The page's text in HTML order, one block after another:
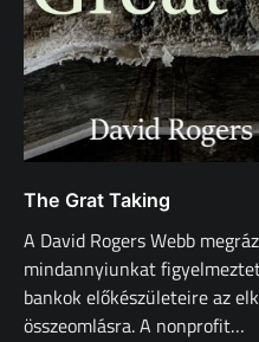
The Grat Taking
A David Rogers Webb
mindannyiunkat
bankok előkészületeire az
összeomlásra. A nonprofit…